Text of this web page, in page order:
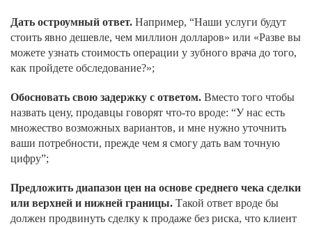
Дать остроумный ответ. Например, “Наши услуги будут
стоить явно дешевле, чем миллион долларов» или «Разве вы
можете узнать стоимость операции у зубного врача до того,
как пройдете обследование?»;
Обосновать свою задержку с ответом. Вместо того чтобы
назвать цену, продавцы говорят что-то вроде: “У нас есть
множество возможных вариантов, и мне нужно уточнить
ваши потребности, прежде чем я смогу дать вам точную
цифру”;
Предложить диапазон цен на основе среднего чека сделки
или верхней и нижней границы. Такой ответ вроде бы
должен продвинуть сделку к продаже без риска, что клиент